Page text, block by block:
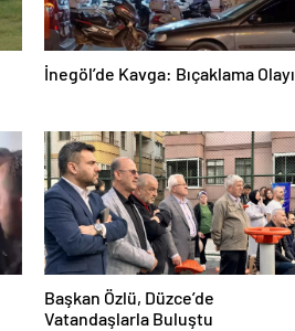
İnegöl’de Kavga: Bıçaklama Olayı
Başkan Özlü, Düzce’de
Vatandaşlarla Buluştu